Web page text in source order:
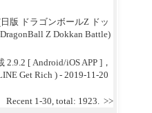
版 ドラゴンボールZ ドッ
Z Dokkan Battle)
2.9.2 [ Android/iOS APP ]，
Get Rich )- 2019-11-20
Recent 1-30, total: 1923. >>